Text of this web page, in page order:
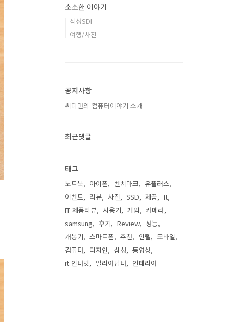
소소한 이야기
삼성SDI
여행/사진
공지사항
씨디맨의 컴퓨터이야기 소개
최근댓글
태그
노트북 아이폰 벤치마크
유플러스
이벤트
리뷰 사진 SSD 제품
It
IT 제품리뷰
사용기 게임
카메라
samsung
후기 Review
성능
개봉기
스마트폰 추천 인텔
모바일
컴퓨터
디자인 삼성
동영상
it 인터넷
얼리어답터 인테리어